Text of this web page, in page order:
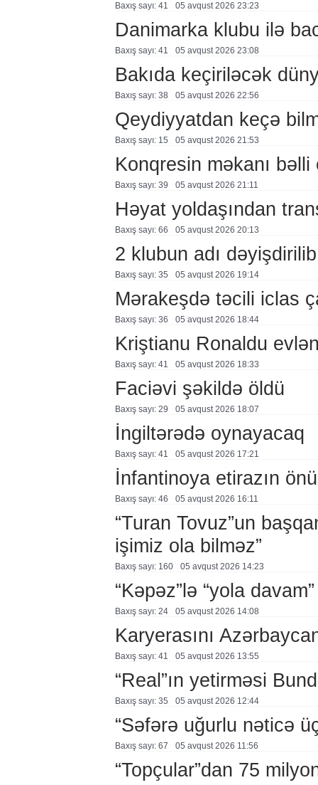
Baxış sayı: 41 05 avqust 2026 23:23
Danimarka klubu ilə
Baxış sayı: 41 05 avqust 2026 23:08
Bakıda keçiriləcək
Baxış sayı: 38 05 avqust 2026 22:56
Qeydiyyatdan keçə
Baxış sayı: 15 05 avqust 2026 21:53
Konqresin məkanı bəlli
Baxış sayı: 39 05 avqust 2026 21:11
Həyat yoldaşından
Baxış sayı: 66 05 avqust 2026 20:13
2 klubun adı dəyişdirilib
Baxış sayı: 35 05 avqust 2026 19:14
Mərakeşdə təcili iclas
Baxış sayı: 36 05 avqust 2026 18:44
Kriştianu Ronaldu
Baxış sayı: 41 05 avqust 2026 18:33
Faciəvi şəkildə öldü
Baxış sayı: 29 05 avqust 2026 18:07
İngiltərədə oynayacaq
Baxış sayı: 41 05 avqust 2026 17:21
İnfantinoya etirazın
Baxış sayı: 46 05 avqust 2026 16:11
“Turan Tovuz”un
işimiz ola bilməz”
Baxış sayı: 160 05 avqust 2026 14:23
“Kəpəz”lə “yola
Baxış sayı: 24 05 avqust 2026 14:08
Karyerasını
Baxış sayı: 41 05 avqust 2026 13:55
“Real”ın yetirməsi
Baxış sayı: 35 05 avqust 2026 12:44
“Səfərə uğurlu nəticə
Baxış sayı: 67 05 avqust 2026 11:56
“Topçular”dan 75